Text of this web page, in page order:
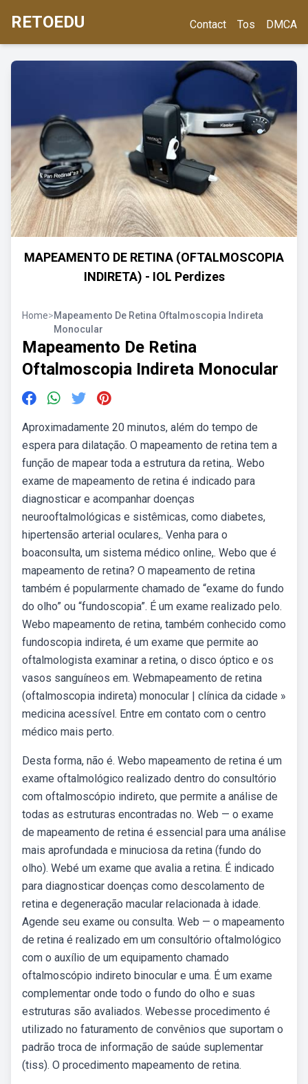
RETOEDU Contact Tos DMCA
MAPEAMENTO DE RETINA (OFTALMOSCOPIA
INDIRETA) - IOL Perdizes
Home>Mapeamento De Retina Oftalmoscopia Indireta
Monocular
Mapeamento De Retina
Oftalmoscopia Indireta Monocular
Aproximadamente 20 minutos, além do tempo de
espera para dilatação. O mapeamento de retina tem a
função de mapear toda a estrutura da retina,. Webo
exame de mapeamento de retina é indicado para
diagnosticar e acompanhar doenças
neurooftalmológicas e sistêmicas, como diabetes,
hipertensão arterial oculares,. Venha para o
boaconsulta, um sistema médico online,. Webo que é
mapeamento de retina? O mapeamento de retina
também é popularmente chamado de “exame do fundo
do olho” ou “fundoscopia”. É um exame realizado pelo.
Webo mapeamento de retina, também conhecido como
fundoscopia indireta, é um exame que permite ao
oftalmologista examinar a retina, o disco óptico e os
vasos sanguíneos em. Webmapeamento de retina
(oftalmoscopia indireta) monocular | clínica da cidade »
medicina acessível. Entre em contato com o centro
médico mais perto.
Desta forma, não é. Webo mapeamento de retina é um
exame oftalmológico realizado dentro do consultório
com oftalmoscópio indireto, que permite a análise de
todas as estruturas encontradas no. Web — o exame
de mapeamento de retina é essencial para uma análise
mais aprofundada e minuciosa da retina (fundo do
olho). Webé um exame que avalia a retina. É indicado
para diagnosticar doenças como descolamento de
retina e degeneração macular relacionada à idade.
Agende seu exame ou consulta. Web — o mapeamento
de retina é realizado em um consultório oftalmológico
com o auxílio de um equipamento chamado
oftalmoscópio indireto binocular e uma. É um exame
complementar onde todo o fundo do olho e suas
estruturas são avaliados. Webesse procedimento é
utilizado no faturamento de convênios que suportam o
padrão troca de informação de saúde suplementar
(tiss). O procedimento mapeamento de retina.